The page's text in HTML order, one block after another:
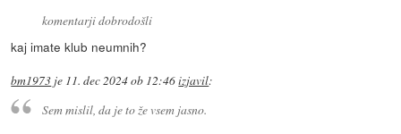
komentarji dobrodošli
kaj imate klub neumnih?
bm1973 je 11. dec 2024 ob 12:46izjavil:
Sem mislil, da je to že vsem jasno.